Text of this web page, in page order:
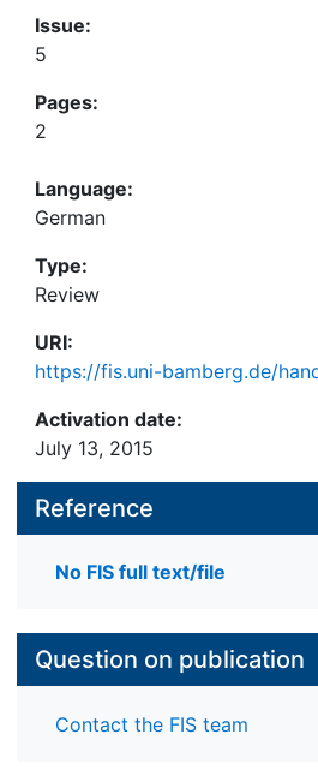
Issue:
5
Pages:
2
Language:
German
Type:
Review
URI:
https://fis.uni-bamberg.de/
Activation date:
July 13, 2015
Reference
No FIS full text/file
Question on publication
Contact the FIS team